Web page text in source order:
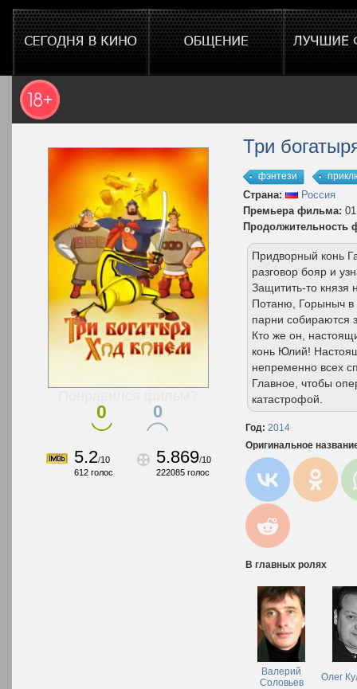
0 0
5.2/10
612 голос
5.869/10
222085 голос
Три
фэнтези
Страна:
Россия
Премьера фильма:
Продолжительность
Придворный конь
разговор бояр и
Защитить-то князя
Потаню, Горыныч в
парни собираются
Кто же он,
конь Юлий!
непременно всех
Главное, чтобы
катастрофой.
Год: 2014
Оригинальное
В главных ролях
Валерий
Соловьев
Олег